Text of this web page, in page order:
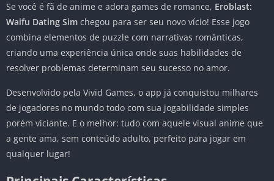
Se você é fã de anime e adora games de romance, Eroblast:
Waifu Dating Sim chegou para ser seu novo vício! Esse jogo
combina elementos de puzzle com narrativas românticas,
criando uma experiência única onde suas habilidades de
resolver problemas determinam seu sucesso no amor.
Desenvolvido pela Vivid Games, o app já conquistou milhares
de jogadores no mundo todo com sua jogabilidade simples
porém viciante. E o melhor: tudo com aquele visual anime que
a gente ama, sem conteúdo adulto, perfeito para jogar em
qualquer lugar!